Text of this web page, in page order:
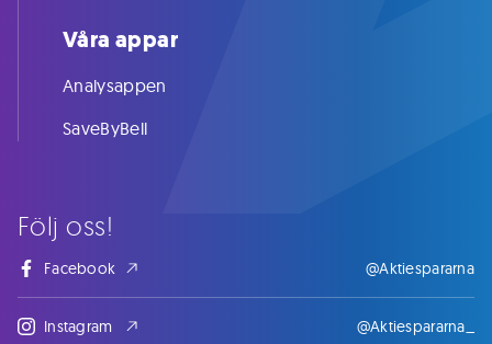
Följ oss!
Facebook @Aktiespararna
Instagram @Aktiespararna_
Våra appar
Analysappen
SaveByBell